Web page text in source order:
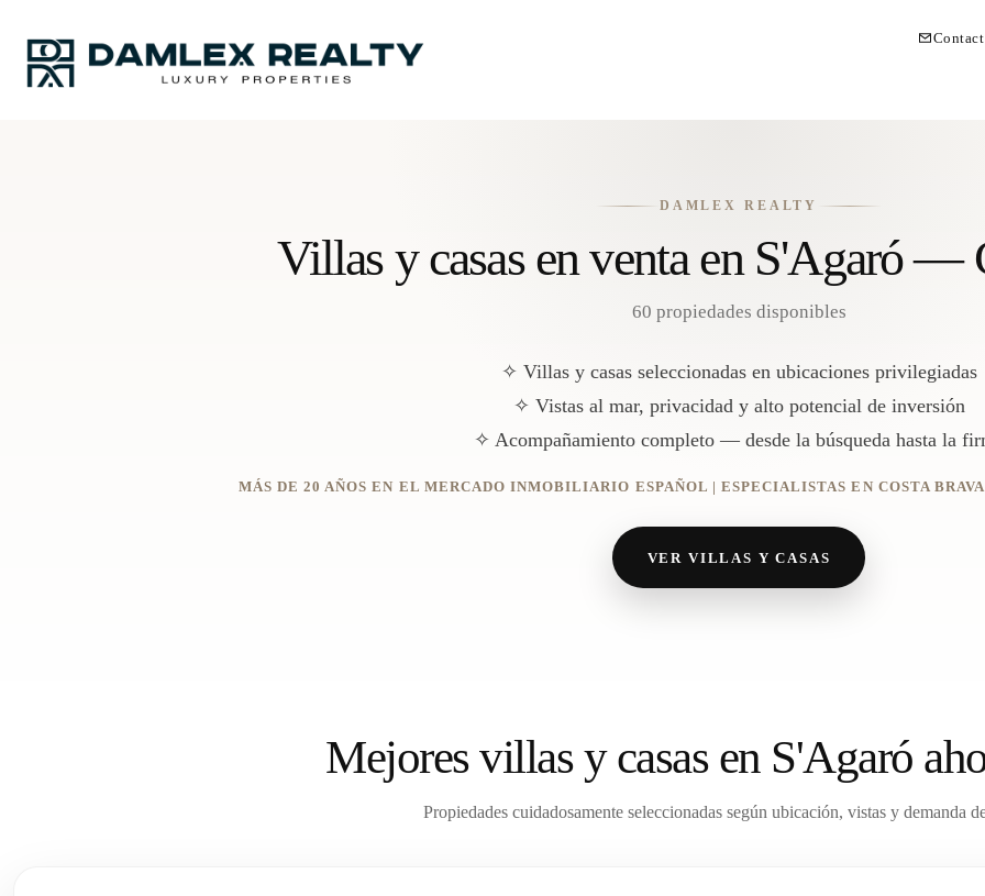
Contact
DAMLEX REALTY
Villas y casas en venta en S'Agaró —
60 propiedades disponibles
✧ Villas y casas seleccionadas en ubicaciones privilegiadas
✧ Vistas al mar, privacidad y alto potencial de inversión
✧ Acompañamiento completo — desde la búsqueda hasta la
MÁS DE 20 AÑOS EN EL MERCADO INMOBILIARIO ESPAÑOL | ESPECIALISTAS EN COSTA
VER VILLAS Y CASAS
Mejores villas y casas en S'Agaró
Propiedades cuidadosamente seleccionadas según ubicación, vistas y demanda